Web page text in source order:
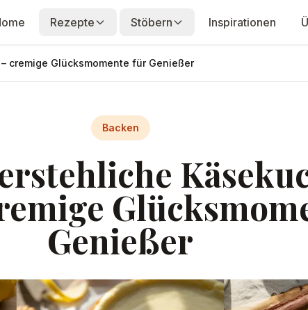
Rezepte Stöbern Inspirationen
cremige Glücksmomente für Genießer
Backen
Genießer